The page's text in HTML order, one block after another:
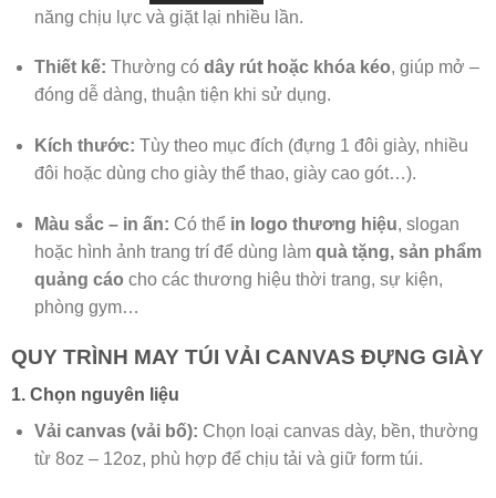
năng chịu lực và giặt lại nhiều lần.
Thiết kế: Thường có dây rút hoặc khóa kéo, giúp mở –
đóng dễ dàng, thuận tiện khi sử dụng.
Kích thước: Tùy theo mục đích (đựng 1 đôi giày, nhiều
đôi hoặc dùng cho giày thể thao, giày cao gót…).
Màu sắc – in ấn: Có thể in logo thương hiệu, slogan
hoặc hình ảnh trang trí để dùng làm quà tặng, sản phẩm
quảng cáo cho các thương hiệu thời trang, sự kiện,
phòng gym…
QUY TRÌNH MAY TÚI VẢI CANVAS ĐỰNG GIÀY
1. Chọn nguyên liệu
Vải canvas (vải bố): Chọn loại canvas dày, bền, thường
từ 8oz – 12oz, phù hợp để chịu tải và giữ form túi.